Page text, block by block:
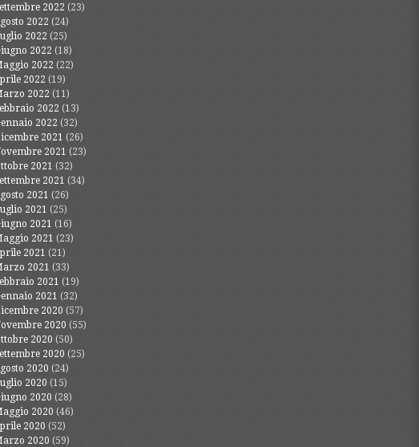
2022 (23)
2022 (24)
2022 (25)
2022 (18)
2022 (22)
2022 (19)
2022 (11)
2022 (13)
2022 (32)
2021 (26)
2021 (23)
2021 (32)
2021 (34)
2021 (26)
2021 (25)
2021 (16)
2021 (23)
2021 (21)
2021 (33)
2021 (19)
2021 (32)
2020 (57)
2020 (55)
2020 (50)
2020 (25)
2020 (24)
2020 (15)
2020 (28)
2020 (46)
2020 (52)
2020 (59)